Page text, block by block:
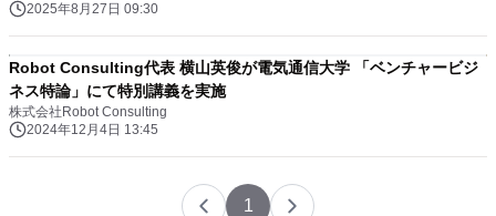
2025年8月27日 09:30
Robot Consulting代表 横山英俊が電気通信大学 「ベンチャービジ
ネス特論」にて特別講義を実施
株式会社Robot Consulting
2024年12月4日 13:45
1